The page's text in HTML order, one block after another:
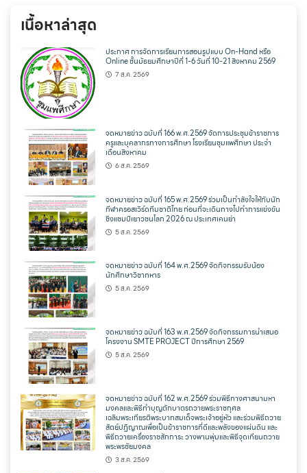
เนื้อหาล่าสุด
ประกาศ การจัดการเรียนการสอนรูปแบบ On-Hand หรือ
Online ชั้นมัธยมศึกษาปีที่ 1-6 วันที่ 10-21 สิงหาคม 2569
7 ส.ค. 2569
จดหมายข่าว ฉบับที่ 166 พ.ศ.2569 จัดการประชุมข้าราชการ
ครูและบุคลากรทางการศึกษา โรงเรียนชุมแพศึกษา ประจำ
เดือนสิงหาคม
6 ส.ค. 2569
จดหมายข่าว ฉบับที่ 165 พ.ศ.2569 ร่วมเป็นกำลังใจให้กับนัก
กีฬาครอสเวิร์ดทีมชาติไทย ก่อนที่จะเดินทางไปทำการแข่งขัน
ชิงแชมป์เยาวชนโลก 2026 ณ ประเทศเคนย่า
5 ส.ค. 2569
จดหมายข่าว ฉบับที่ 164 พ.ศ.2569 จัดกิจกรรมรับน้อง
นักศึกษาวิชาทหาร
5 ส.ค. 2569
จดหมายข่าว ฉบับที่ 163 พ.ศ.2569 จัดกิจกรรมการนำเสนอ
โครงงาน SMTE PROJECT ปีการศึกษา 2569
5 ส.ค. 2569
จดหมายข่าว ฉบับที่ 162 พ.ศ.2569 ร่วมพิธีทางศาสนามหา
มงคลและพิธีทำบุญตักบาตรถวายพระราชกุศล
เฉลิมพระเกียรติพระบาทสมเด็จพระเจ้าอยู่หัว และร่วมพิธีถวาย
สัตย์ปฏิญาณเพื่อเป็นข้าราชการที่ดีและพลังของแผ่นดิน และ
พิธีถวายเครื่องราชสักการะ วางพานพุ่มและพิธีจุดเทียนถวาย
พระพรชัยมงคล
3 ส.ค. 2569